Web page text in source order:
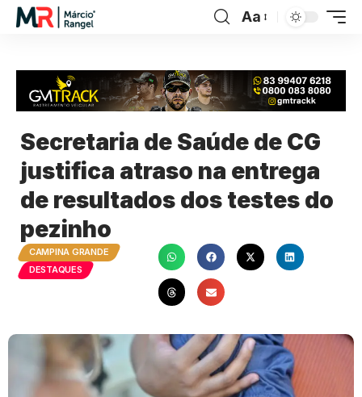
Aa
Secretaria de Saúde de CG
justifica atraso na entrega
de resultados dos testes do
pezinho
CAMPINA GRANDE
DESTAQUES